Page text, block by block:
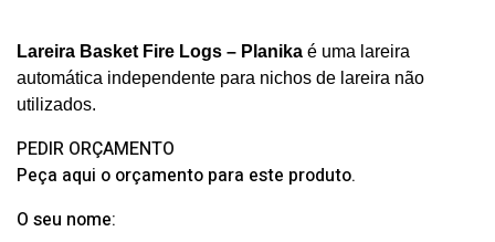
Lareira Basket Fire Logs – Planika é uma lareira
automática independente para nichos de lareira não
utilizados.
PEDIR ORÇAMENTO
Peça aqui o orçamento para este produto.
O seu nome: